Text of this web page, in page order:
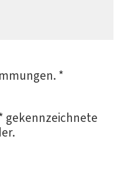
*
gekennzeichnete